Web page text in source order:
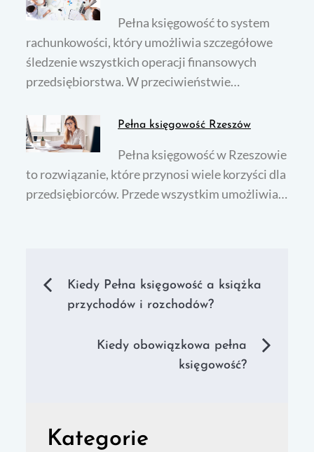
Pełna księgowość to system
rachunkowości, który umożliwia szczegółowe
śledzenie wszystkich operacji finansowych
przedsiębiorstwa. W przeciwieństwie…
Pełna księgowość Rzeszów
Pełna księgowość w Rzeszowie
to rozwiązanie, które przynosi wiele korzyści dla
przedsiębiorców. Przede wszystkim umożliwia…
Nawigacja
Kiedy Pełna księgowość a książka
przychodów i rozchodów?
Kiedy obowiązkowa pełna
księgowość?
Kategorie